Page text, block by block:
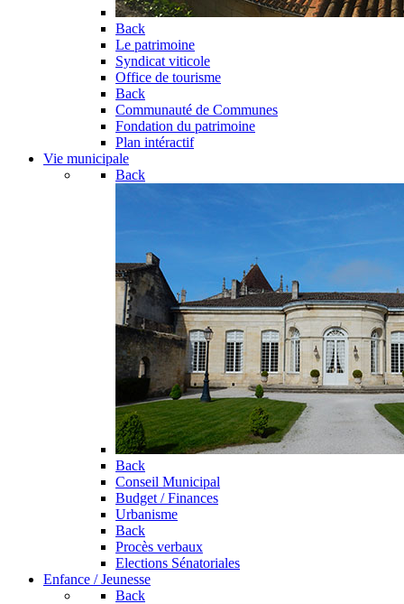
Back
Le patrimoine
Syndicat viticole
Office de tourisme
Back
Communauté de Communes
Fondation du patrimoine
Plan intéractif
Vie municipale
Back
Back
Conseil Municipal
Budget / Finances
Urbanisme
Back
Procès verbaux
Elections Sénatoriales
Enfance / Jeunesse
Back